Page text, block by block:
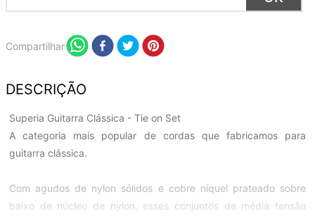
Compartilhar
DESCRIÇÃO
Superia Guitarra Clássica - Tie on Set
A categoria mais popular de cordas que fabricamos para
guitarra clássica.
Com agudos de nylon sólidos e cobre níquel prateado sobre
baixo de núcleo de nylon, esses conjuntos de média tensão